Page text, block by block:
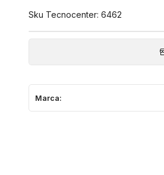
Sku Tecnocenter: 6462
Marca: